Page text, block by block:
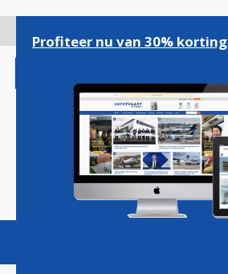
gaan
Magazine Podcasts
Profiteer nu van 30% korting